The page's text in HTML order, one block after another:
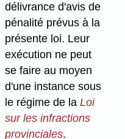
délivrance d'avis de
pénalité prévus à la
présente loi. Leur
exécution ne peut
se faire au moyen
d'une instance sous
le régime de laLoi
sur les infractions
provinciales.